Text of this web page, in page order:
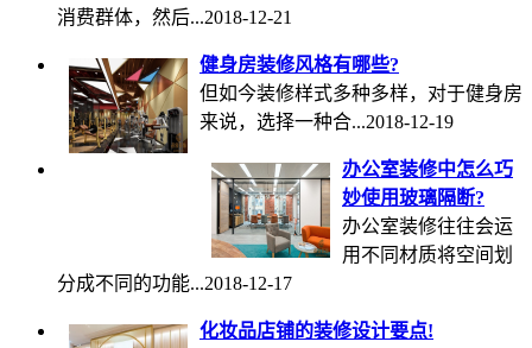
消费群体，然后...2018-12-21
健身房装修风格有哪些?
但如今装修样式多种多样，对于健身房
来说，选择一种合...2018-12-19
办公室装修中怎么巧
妙使用玻璃隔断?
办公室装修往往会运
用不同材质将空间划
分成不同的功能...2018-12-17
化妆品店铺的装修设计要点!